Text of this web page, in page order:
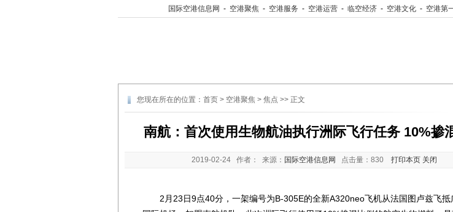
国际空港信息网 - 空港聚焦 - 空港服务 - 空港运营 - 临空经济 - 空港文化 - 空港第
您现在所在的位置： 首页 > 空港聚焦 > 焦点 >> 正文
南航：首次使用生物航油执行洲际飞行任务 10%掺
2019-02-24 作者： 来源： 国际空港信息网 点击量： 830 打印本页 关闭
2月23日9点40分，一架编号为B-305E的全新A320neo飞机从法国图卢兹飞抵